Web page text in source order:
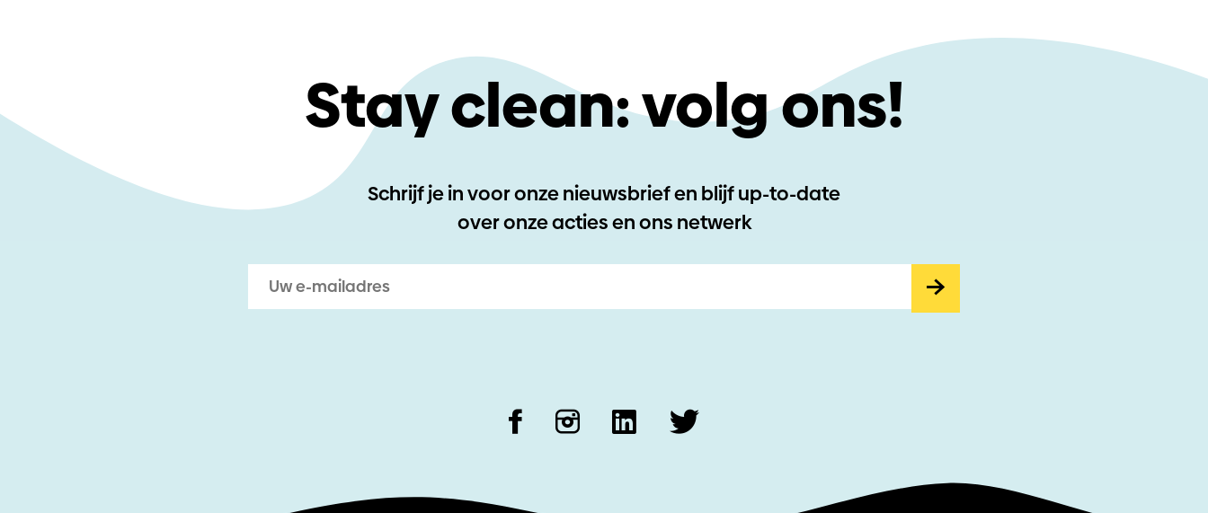
Stay clean: volg ons!
Schrijf je in voor onze nieuwsbrief en blijf up-to-date
over onze acties en ons netwerk